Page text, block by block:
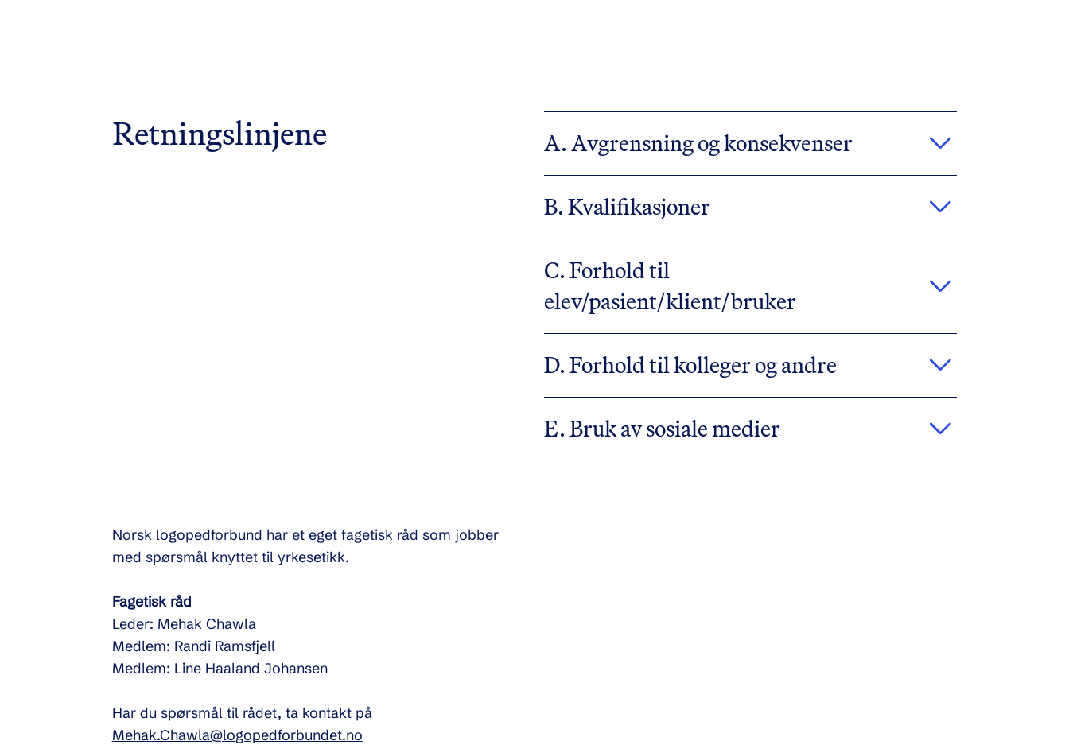
Retningslinjene
A. Avgrensning og konsekvenser
B. Kvalifikasjoner
C. Forhold til
elev/pasient/klient/bruker
D. Forhold til kolleger og andre
E. Bruk av sosiale medier
Norsk logopedforbund har et eget fagetisk råd som jobber
med spørsmål knyttet til yrkesetikk.
Fagetisk råd
Leder: Mehak Chawla
Medlem: Randi Ramsfjell
Medlem: Line Haaland Johansen
Har du spørsmål til rådet, ta kontakt på
Mehak.Chawla@logopedforbundet.no